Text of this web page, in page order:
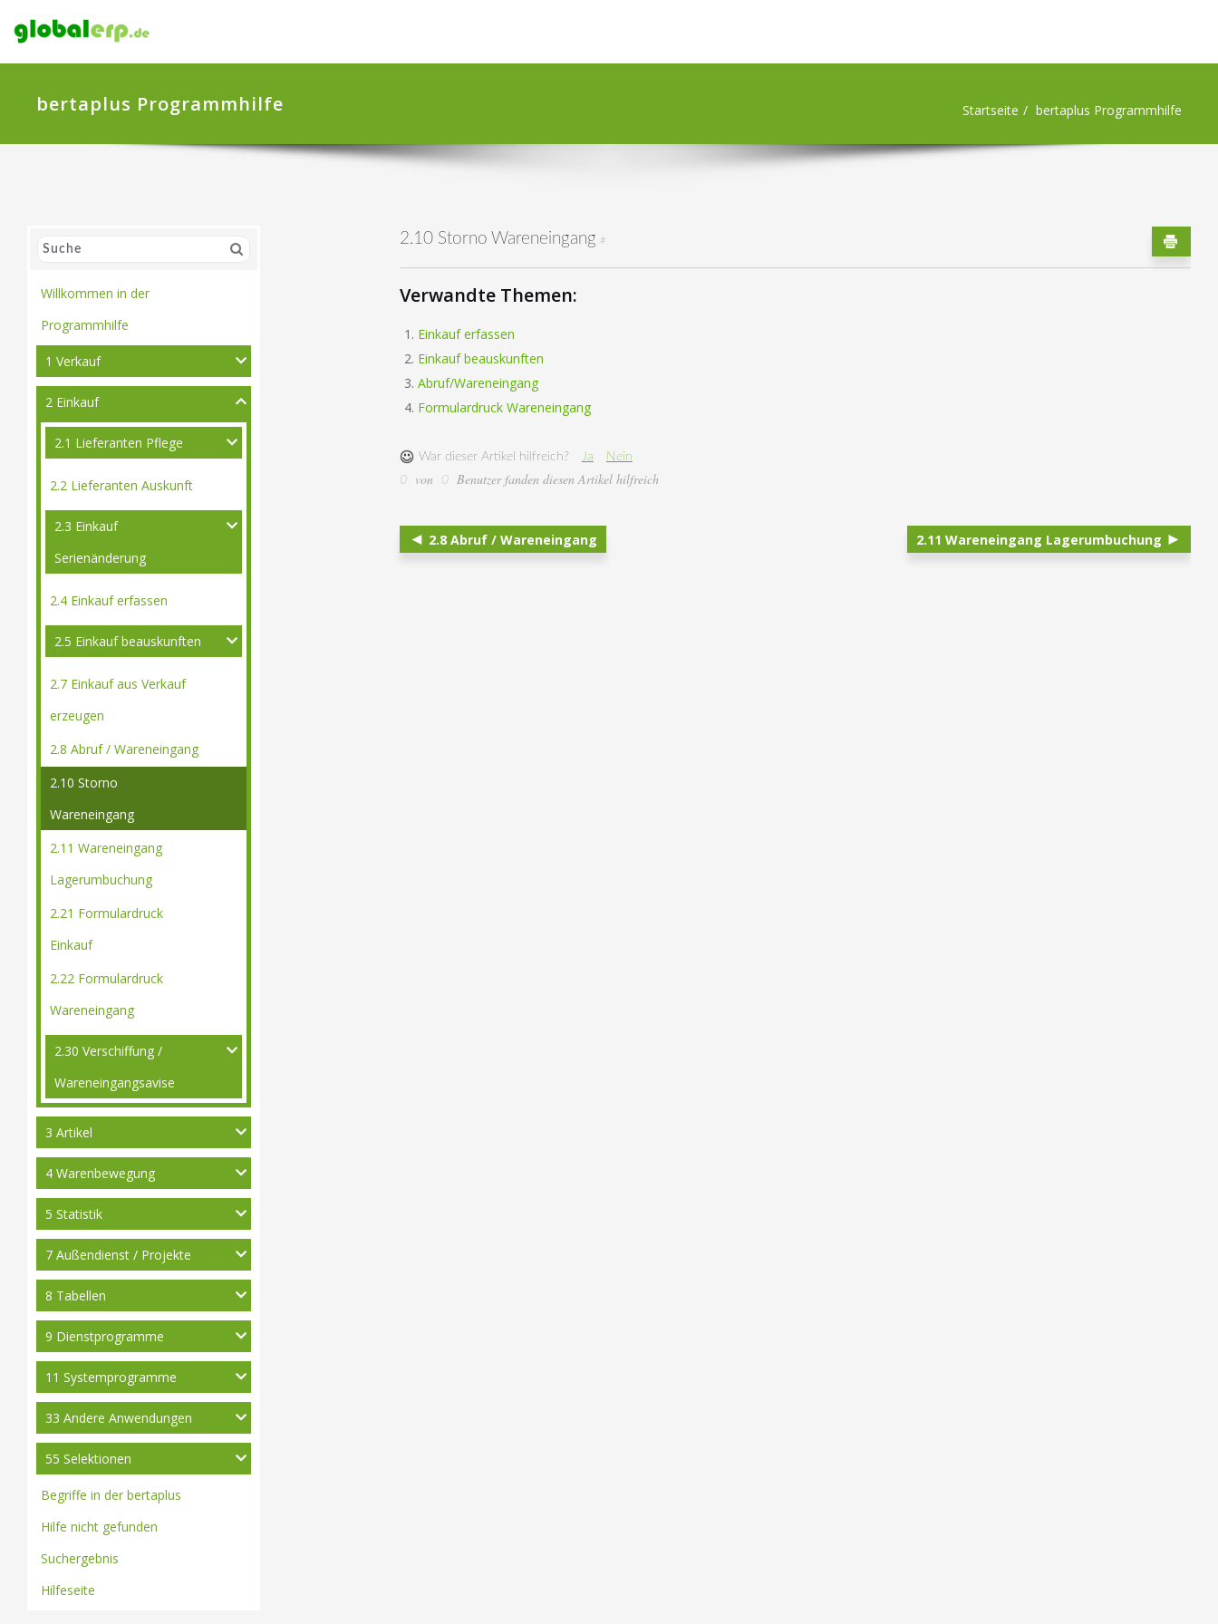
bertaplus Programmhilfe Startseite bertaplus Programmhilfe
Willkommen in der
Programmhilfe
1 Verkauf
2 Einkauf
2.1 Lieferanten Pflege
2.2 Lieferanten Auskunft
2.3 Einkauf
Serienänderung
2.4 Einkauf erfassen
2.5 Einkauf beauskunften
2.7 Einkauf aus Verkauf
erzeugen
2.8 Abruf / Wareneingang
2.10 Storno
Wareneingang
2.11 Wareneingang
Lagerumbuchung
2.21 Formulardruck
Einkauf
2.22 Formulardruck
Wareneingang
2.30 Verschiffung /
Wareneingangsavise
3 Artikel
4 Warenbewegung
5 Statistik
7 Außendienst / Projekte
8 Tabellen
9 Dienstprogramme
11 Systemprogramme
33 Andere Anwendungen
55 Selektionen
Begriffe in der bertaplus
Hilfe nicht gefunden
Suchergebnis
Hilfeseite
2.10 Storno Wareneingang #
Verwandte Themen:
Einkauf erfassen
Einkauf beauskunften
Abruf/Wareneingang
Formulardruck Wareneingang
War dieser Artikel hilfreich? Ja
Nein
0
von 0 Benutzer fanden diesen Artikel hilfreich
2.8 Abruf / Wareneingang 2.11 Wareneingang Lagerumbuchung